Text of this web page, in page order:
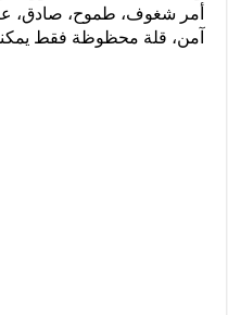
أمر شغوف، طموح، صادق،
آمن، قلة محظوظة فقط